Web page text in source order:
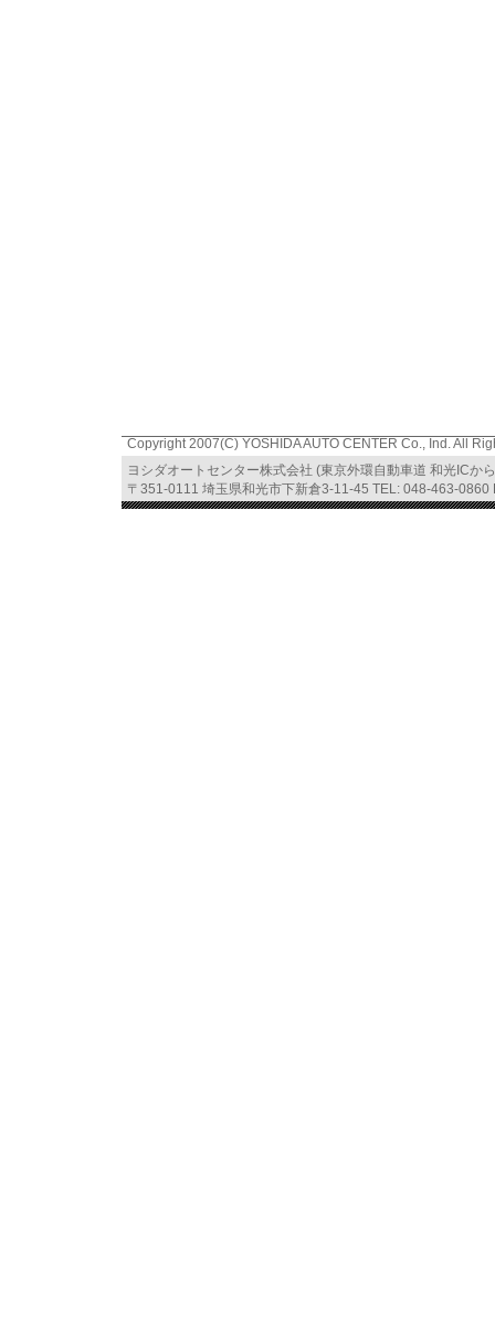
Copyright 2007(C) YOSHIDA AUTO CENTER Co., Ind. All
ヨシダオートセンター株式会社 (東京外環自動車道 和光ICか
〒351-0111 埼玉県和光市下新倉3-11-45 TEL: 048-463-0860